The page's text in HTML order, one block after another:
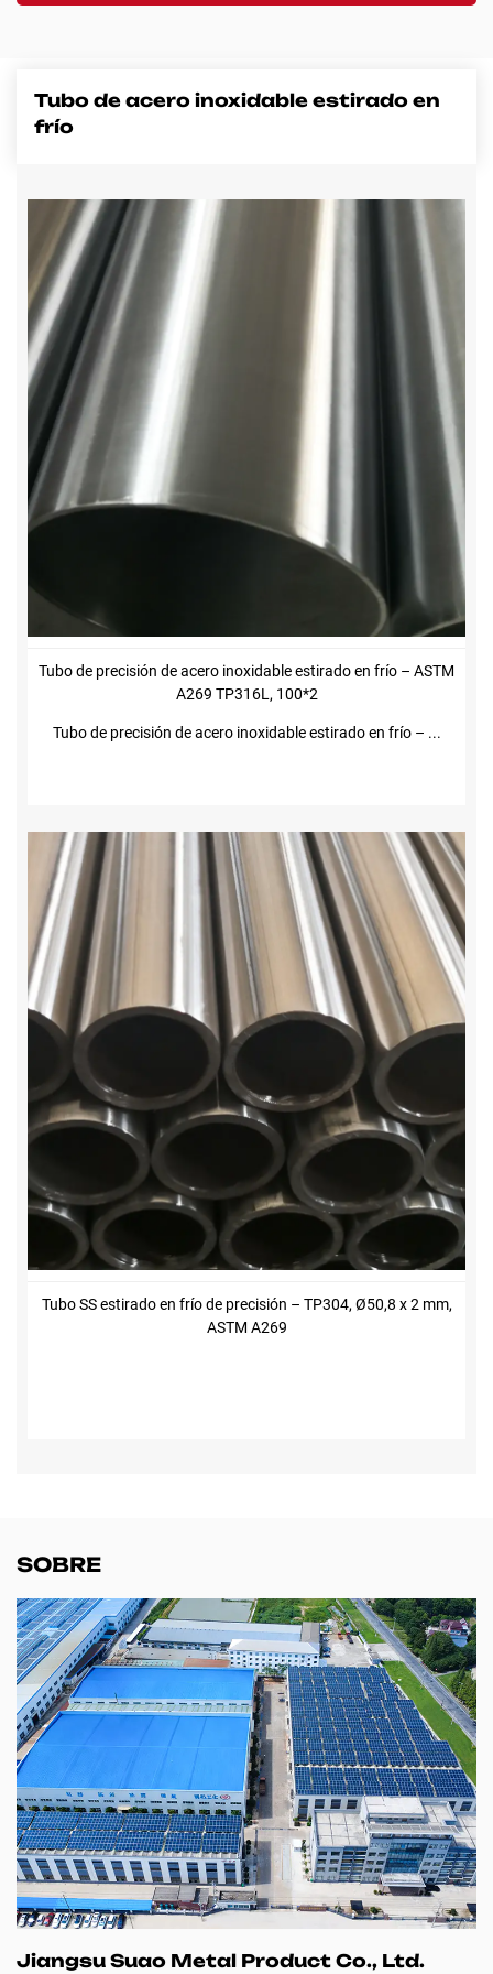
Tubo de acero inoxidable estirado en
frío
Tubo de precisión de acero inoxidable estirado en frío – ASTM
A269 TP316L, 100*2
Tubo de precisión de acero inoxidable estirado en frío – ...
Tubo SS estirado en frío de precisión – TP304, Ø50,8 x 2 mm,
ASTM A269
SOBRE
Jiangsu Suao Metal Product Co., Ltd.